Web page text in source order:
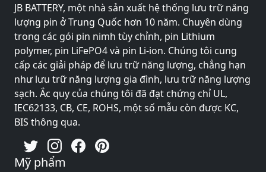
JB BATTERY, một nhà sản xuất hệ thống lưu trữ năng
lượng pin ở Trung Quốc hơn 10 năm. Chuyên dùng
trong các gói pin nimh tùy chỉnh, pin Lithium
polymer, pin LiFePO4 và pin Li-ion. Chúng tôi cung
cấp các giải pháp để lưu trữ năng lượng, chẳng hạn
như lưu trữ năng lượng gia đình, lưu trữ năng lượng
sạch. Ắc quy của chúng tôi đã đạt chứng chỉ UL,
IEC62133, CB, CE, ROHS, một số mẫu còn được KC,
BIS thông qua.
Mỹ phẩm